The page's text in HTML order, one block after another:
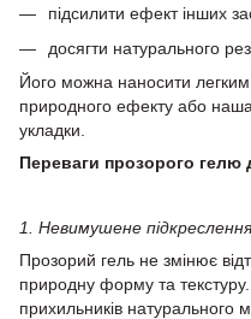
підсилити ефект інших
досягти натурального
Його можна наносити
природного ефекту або
укладки.
Переваги прозорого гелю
1. Невимушене
Прозорий гель не змінює
природну форму та
прихильників натурального